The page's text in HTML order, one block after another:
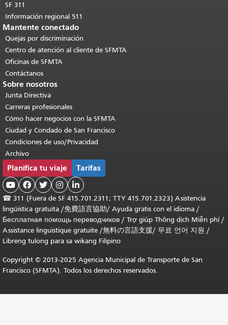
SF 311
Información regional 511
Mantente conectado
Quejas por discriminación
Centro de atención al cliente de SFMTA
Oficinas de SFMTA
Contáctanos
Sobre nosotros
Junta Directiva
Carreras profesionales
Cómo hacer negocios con la SFMTA
Ciudad y Condado de San Francisco
Condiciones de uso/Privacidad
Archivo
Planifica tu viaje Tarifas
    
☎ 311 (Fuera de SF 415.701.2311; TTY 415.701.2323) Asistencia
lingüística gratuita /免費語言協助/ Ayuda gratis con el idioma /
Бесплатная помощь переводчиков / Trợ giúp Thông dịch Miễn phí/
Assistance linguistique gratuite /無料の言語支援/ 무료 언어 지원 /
Libreng tulong para sa wikang Filipino
Copyright © 2013-2025 Agencia Municipal de Transporte de San
Francisco (SFMTA). Todos los derechos reservados.